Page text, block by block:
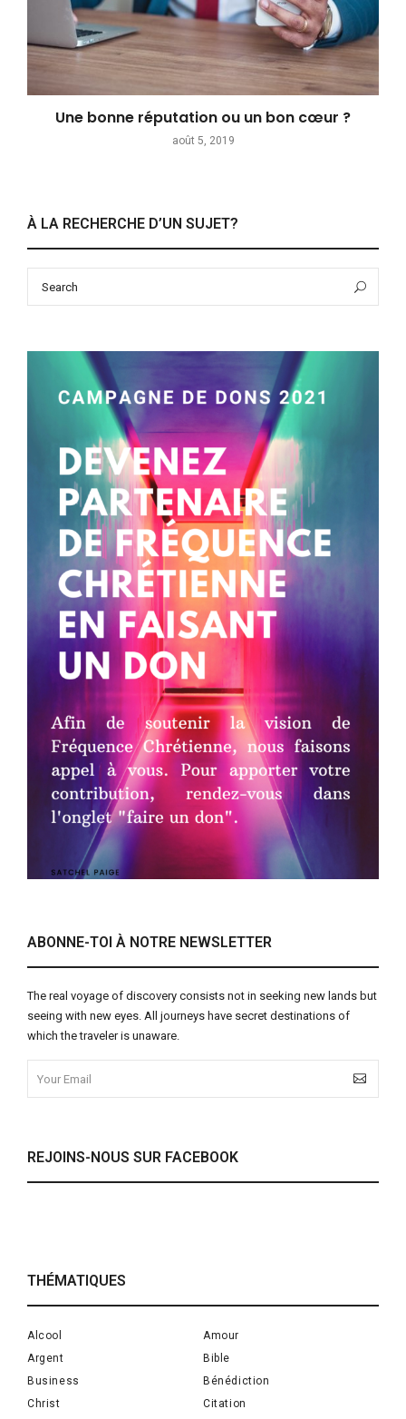
Une bonne réputation ou un bon cœur ?
août 5, 2019
À LA RECHERCHE D’UN SUJET?
ABONNE-TOI À NOTRE NEWSLETTER
The real voyage of discovery consists not in seeking new lands but
seeing with new eyes. All journeys have secret destinations of
which the traveler is unaware.
REJOINS-NOUS SUR FACEBOOK
THÉMATIQUES
Alcool
Amour
Argent
Bible
Business
Bénédiction
Christ
Citation